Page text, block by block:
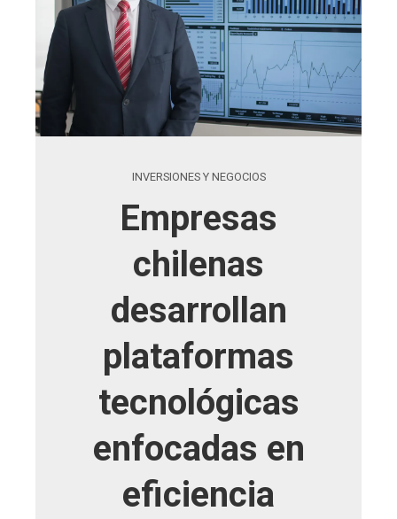
INVERSIONES Y NEGOCIOS
Empresas
chilenas
desarrollan
plataformas
tecnológicas
enfocadas en
eficiencia